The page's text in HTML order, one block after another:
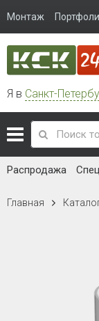
Монтаж
Я в Санкт-
Распродажа
Главная